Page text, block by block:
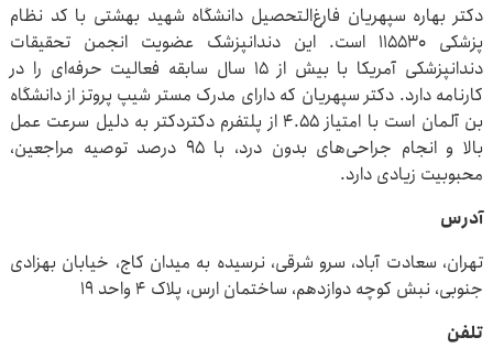
دکتر بهاره سپهریان فارغ‌التحصیل دانشگاه شهید بهشتی با کد نظام
پزشکی ۱۱۵۵۳۰ است. این دندانپزشک عضویت انجمن تحقیقات
دندانپزشکی آمریکا با بیش از ۱۵ سال سابقه فعالیت حرفه‌ای را در
کارنامه دارد. دکتر سپهریان که دارای مدرک مستر شیپ پروتز از دانشگاه
بن آلمان است با امتیاز ۴.۵۵ از پلتفرم دکتردکتر به دلیل سرعت عمل
بالا و انجام جراحی‌های بدون درد، با ۹۵ درصد توصیه مراجعین،
محبوبیت زیادی دارد.
آدرس
تهران، سعادت آباد، سرو شرقی، نرسیده به میدان کاج، خیابان بهزادی
جنوبی، نبش کوچه دوازدهم، ساختمان ارس، پلاک ۴ واحد ۱۹
تلفن